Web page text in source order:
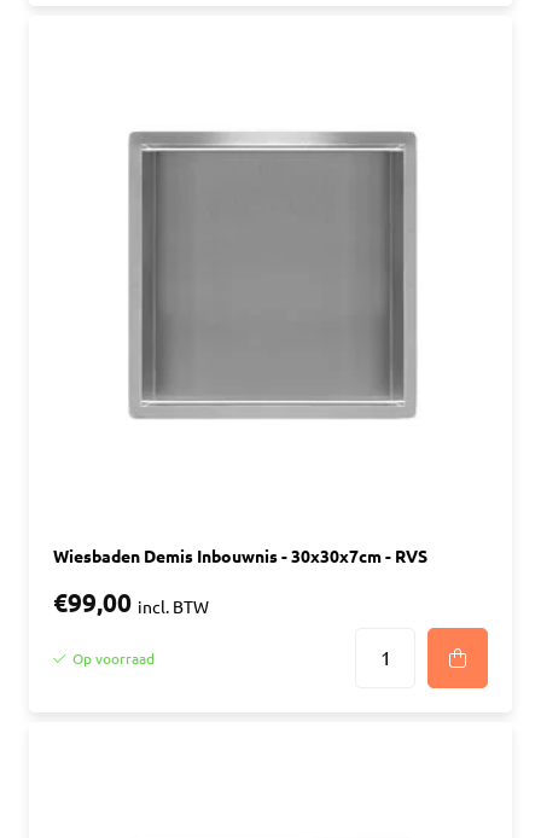
Wiesbaden Demis Inbouwnis - 30x30x7cm - RVS
€99,00 incl. BTW
Op voorraad